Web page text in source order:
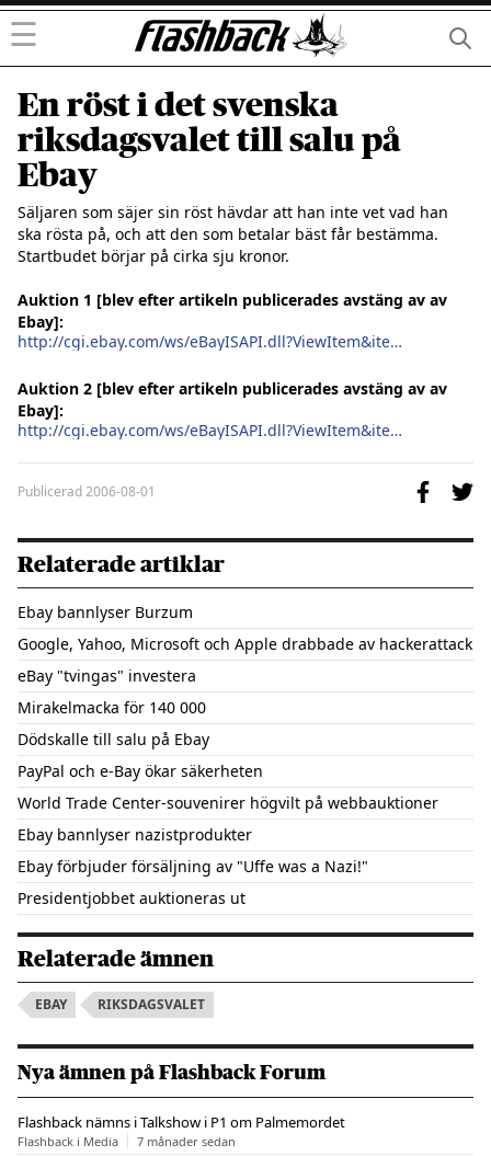
☰
En röst i det svenska
riksdagsvalet till salu på
Ebay
Säljaren som säjer sin röst hävdar att han inte vet vad han
ska rösta på, och att den som betalar bäst får bestämma.
Startbudet börjar på cirka sju kronor.
Auktion 1 [blev efter artikeln publicerades avstäng av av
Ebay]:
http://cgi.ebay.com/ws/eBayISAPI.dll?ViewItem&item=120015252434
Auktion 2 [blev efter artikeln publicerades avstäng av av
Ebay]:
http://cgi.ebay.com/ws/eBayISAPI.dll?ViewItem&item=120015930794
Publicerad2006-08-01
Relaterade artiklar
Ebay bannlyser Burzum
Google, Yahoo, Microsoft och Apple drabbade av hackerattack
eBay "tvingas" investera
Mirakelmacka för 140 000
Dödskalle till salu på Ebay
PayPal och e-Bay ökar säkerheten
World Trade Center-souvenirer högvilt på webbauktioner
Ebay bannlyser nazistprodukter
Ebay förbjuder försäljning av "Uffe was a Nazi!"
Presidentjobbet auktioneras ut
Relaterade ämnen
EBAY RIKSDAGSVALET
Nya ämnen på Flashback Forum
Flashback nämns i Talkshow i P1 om Palmemordet
Flashback i Media 7 månader sedan